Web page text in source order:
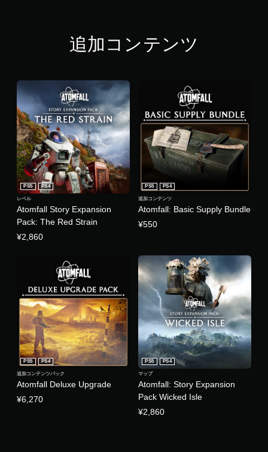
追加コンテンツ
Atomfall Story Expansion
Pack: The Red Strain
PS5 PS4
レベル
¥2,860
Atomfall: Basic Supply Bundle
PS5 PS4
追加コンテンツ
¥550
Atomfall Deluxe Upgrade
PS5 PS4
追加コンテンツパック
¥6,270
Atomfall: Story Expansion
Pack Wicked Isle
PS5 PS4
マップ
¥2,860